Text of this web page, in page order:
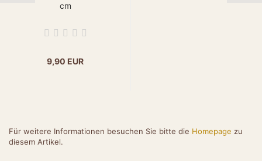
cm
9,90 EUR
Für weitere Informationen besuchen Sie bitte die Homepage zu
diesem Artikel.